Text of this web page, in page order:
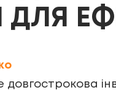
ДЛЯ
довгострокова